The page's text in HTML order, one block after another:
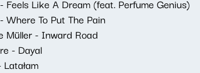
Feels Like A Dream (feat. Perfume Genius)
Where To Put The Pain
Müller - Inward Road
- Dayal